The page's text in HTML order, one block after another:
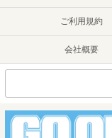
ご利用規約
会社概要